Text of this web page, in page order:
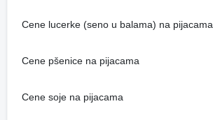
Cene lucerke (seno u balama) na pijacama
Cene pšenice na pijacama
Cene soje na pijacama